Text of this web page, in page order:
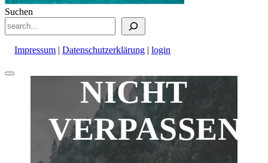
Suchen
Impressum | Datenschutzerklärung | login
Nach
NICHT
VERPASSEN!